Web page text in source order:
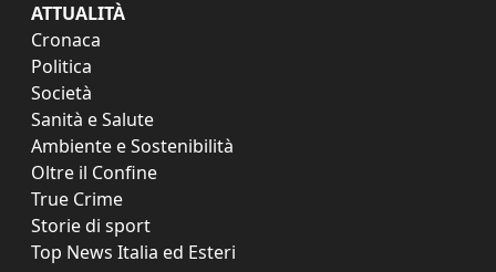
ATTUALITÀ
Cronaca
Politica
Società
Sanità e Salute
Ambiente e Sostenibilità
Oltre il Confine
True Crime
Storie di sport
Top News Italia ed Esteri